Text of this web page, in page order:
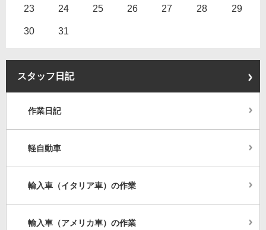
23 24 25 26 27 28 29
30 31
スタッフ日記
作業日記
軽自動車
輸入車（イタリア車）の作業
輸入車（アメリカ車）の作業